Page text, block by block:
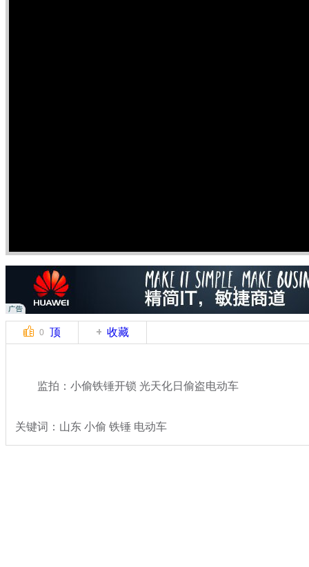
0 顶 收藏
监拍：小偷铁锤开锁 光天化日偷盗电动车
关键词：山东 小偷 铁锤 电动车